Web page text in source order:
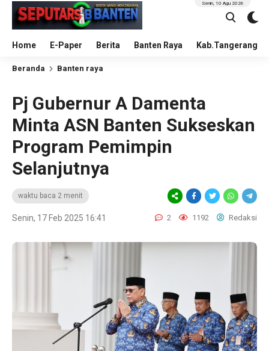
Home E-Paper Berita Banten Raya Kab.Tangerang
Senin, 10 Agu 2026
Beranda Banten raya
Pj Gubernur A Damenta
Minta ASN Banten Sukseskan
Program Pemimpin
Selanjutnya
waktu baca 2 menit
Senin, 17 Feb 2025 16:41 2 1192 Redaksi